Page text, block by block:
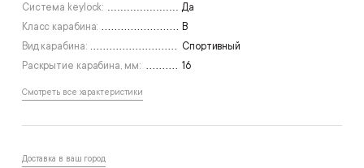
Система keylock:
Да
Класс карабина:
В
Вид карабина:
Спортивный
Раскрытие карабина, мм:
16
Смотреть все характеристики
Доставка в ваш город